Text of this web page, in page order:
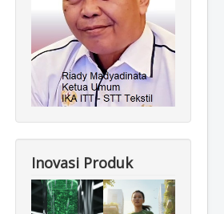
Inovasi Produk